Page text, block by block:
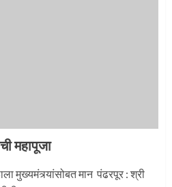
महापूजा
मुख्यमंत्र्यांसोबत मान पंढरपूर : श्री